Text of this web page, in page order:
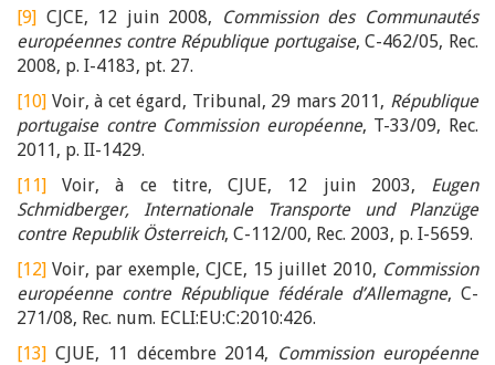
[9] CJCE, 12 juin 2008,
Commission des Communautés
européennes contre République portugaise, C-462/05, Rec.
2008, p. I-4183, pt. 27.
[10] Voir, à cet égard, Tribunal, 29 mars 2011, République
portugaise contre Commission européenne, T-33/09, Rec.
2011, p. II-1429.
[11] Voir, à ce titre, CJUE, 12 juin 2003, Eugen
Schmidberger, Internationale Transporte und Planzüge
contre Republik Österreich, C-112/00, Rec. 2003, p. I-5659.
[12] Voir, par exemple, CJCE, 15 juillet 2010, Commission
européenne contre République fédérale d’Allemagne, C-
271/08, Rec. num. ECLI:EU:C:2010:426.
[13] CJUE, 11 décembre 2014, Commission européenne